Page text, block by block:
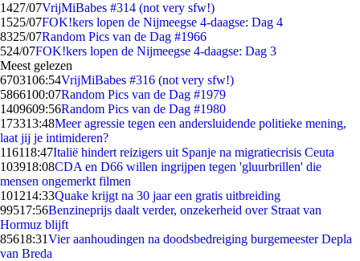
1427/07VrijMiBabes #314 (not very sfw!)
1525/07FOK!kers lopen de Nijmeegse 4-daagse: Dag 4
8325/07Random Pics van de Dag #1966
524/07FOK!kers lopen de Nijmeegse 4-daagse: Dag 3
Meest gelezen
6703106:54VrijMiBabes #316 (not very sfw!)
5866100:07Random Pics van de Dag #1979
1409609:56Random Pics van de Dag #1980
173313:48Meer agressie tegen een andersluidende politieke mening,
laat jij je intimideren?
116118:47Italië hindert reizigers uit Spanje na migratiecrisis Ceuta
103918:08CDA en D66 willen ingrijpen tegen 'gluurbrillen' die
mensen ongemerkt filmen
101214:33Quake krijgt na 30 jaar een gratis uitbreiding
99517:56Benzineprijs daalt verder, onzekerheid over Straat van
Hormuz blijft
85618:31Vier aanhoudingen na doodsbedreiging burgemeester Depla
van Breda